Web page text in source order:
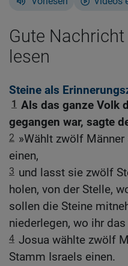
Gute
lesen
Steine als
1 Als das ganze Volk
gegangen war, sagte
2 »Wählt zwölf
einen,
3 und lasst sie zwölf
holen, von der Stelle,
sollen die Steine
niederlegen, wo ihr
4 Josua wählte zwölf
Stamm Israels einen.